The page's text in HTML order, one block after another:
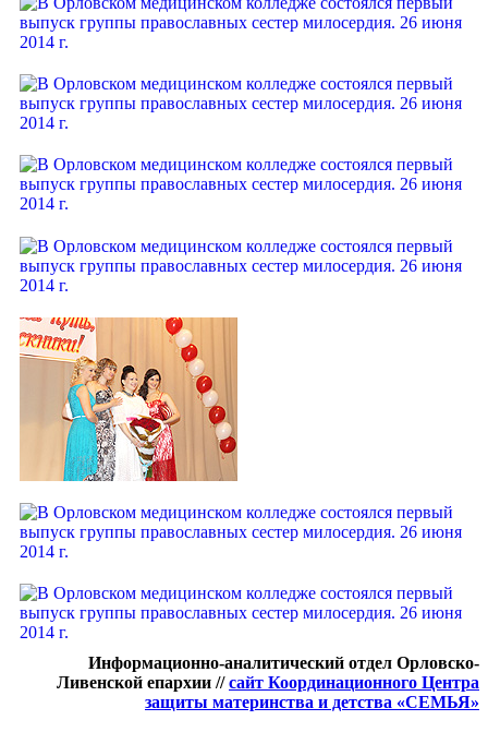
Информационно-аналитический отдел Орловско-
Ливенской епархии //сайт Координационного Центра
защиты материнства и детства «СЕМЬЯ»